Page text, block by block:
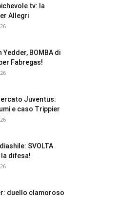
tv: la
Allegri
Yedder, BOMBA di
Fabregas!
Juventus:
e caso Trippier
SVOLTA
difesa!
duello clamoroso